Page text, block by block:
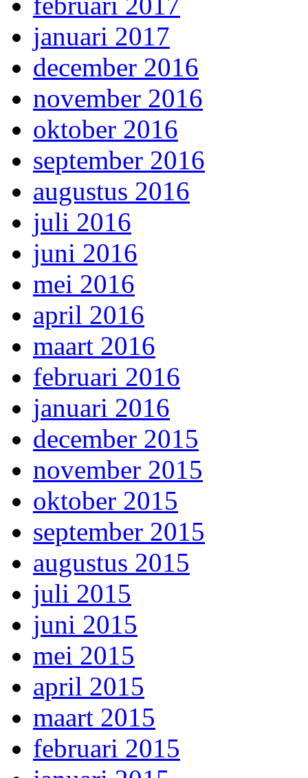
januari 2017
december 2016
november 2016
oktober 2016
september 2016
augustus 2016
juli 2016
juni 2016
mei 2016
april 2016
maart 2016
februari 2016
januari 2016
december 2015
november 2015
oktober 2015
september 2015
augustus 2015
juli 2015
juni 2015
mei 2015
april 2015
maart 2015
februari 2015